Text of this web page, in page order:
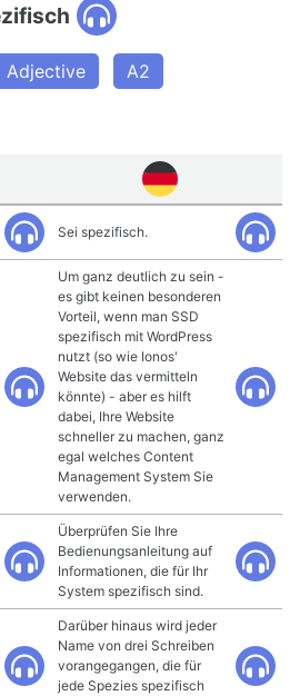
Adjective A2
Sei spezifisch.
Um ganz deutlich zu sein -
es gibt keinen besonderen
Vorteil, wenn man SSD
spezifisch mit WordPress
nutzt (so wie Ionos'
Website das vermitteln
könnte) - aber es hilft
dabei, Ihre Website
schneller zu machen, ganz
egal welches Content
Management System Sie
verwenden.
Überprüfen Sie Ihre
Bedienungsanleitung auf
Informationen, die für Ihr
System spezifisch sind.
Darüber hinaus wird jeder
Name von drei Schreiben
vorangegangen, die für
jede Spezies spezifisch